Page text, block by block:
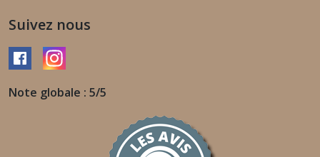
Suivez nous
Note globale : 5/5